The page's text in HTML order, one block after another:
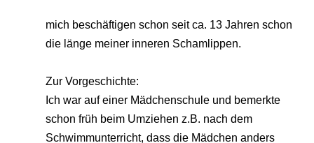
mich beschäftigen schon seit ca. 13 Jahren schon
die länge meiner inneren Schamlippen.
Zur Vorgeschichte:
Ich war auf einer Mädchenschule und bemerkte
schon früh beim Umziehen z.B. nach dem
Schwimmunterricht, dass die Mädchen anders